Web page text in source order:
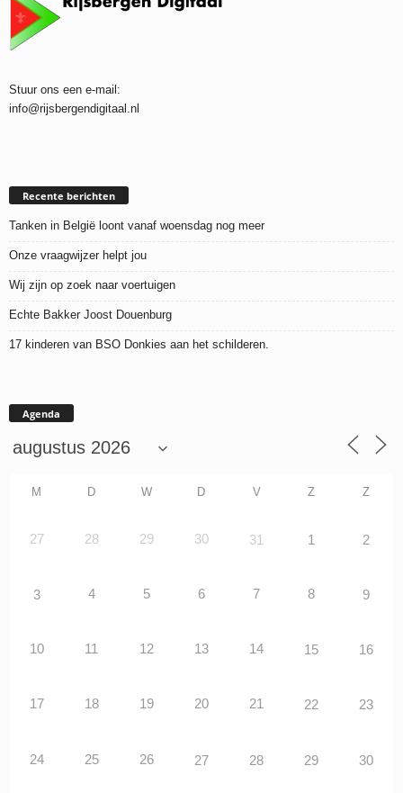
Stuur ons een e-mail:
info@rijsbergendigitaal.nl
Recente berichten
Tanken in België loont vanaf woensdag nog meer
Onze vraagwijzer helpt jou
Wij zijn op zoek naar voertuigen
Echte Bakker Joost Douenburg
17 kinderen van BSO Donkies aan het schilderen.
Agenda
M D W D V Z Z
27 28 29 30 31 1 2
3 4 5 6 7 8 9
10 11 12 13 14 15 16
17 18 19 20 21 22 23
24 25 26 27 28 29 30